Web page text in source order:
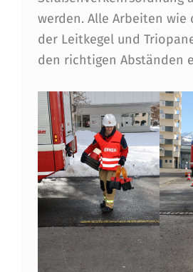
werden. Alle Arbeiten wie
der Leitkegel und
den richtigen Abständen